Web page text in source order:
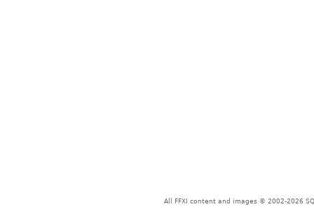
All FFXI content and images © 2002-2026